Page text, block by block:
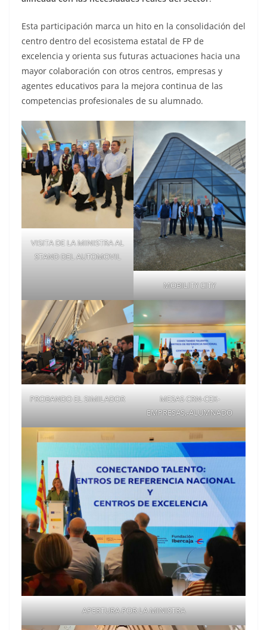
Esta participación marca un hito en la consolidación del
centro dentro del ecosistema estatal de FP de
excelencia y orienta sus futuras actuaciones hacia una
mayor colaboración con otros centros, empresas y
agentes educativos para la mejora continua de las
competencias profesionales de su alumnado.
VISITA DE LA MINISTRA AL
STAND DEL AUTOMOVIL
MOBILITY CITY
PROBANDO EL SIMILADOR
MESAS CRN-CEX-
EMPRESAS,-ALUMNADO
APERTURA POR LA MINISTRA